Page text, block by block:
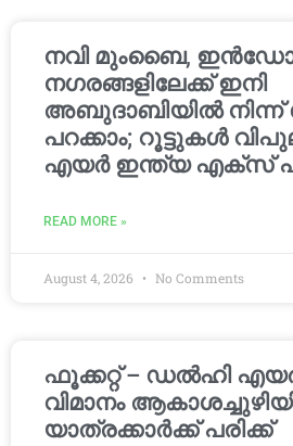
നവി മുംബൈ,
നഗരങ്ങളിലേക്ക് ഇനി
അബുദാബിയിൽ നിന്ന്
പറക്കാം; റൂട്ടുകൾ
എയർ ഇന്ത്യ എക്സ്
READ MORE »
August 4, 2026 No Comments
ഫൂക്കറ്റ് – ഡൽഹി
വിമാനം
യാത്രക്കാര്‍ക്ക് പരിക്ക്